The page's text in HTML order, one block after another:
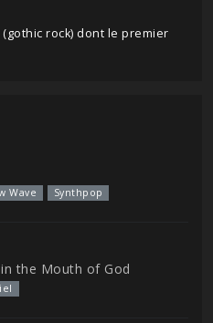
(gothic rock) dont le premier
Wave Synthpop
the Mouth of God